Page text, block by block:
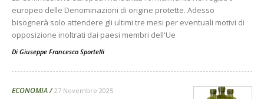
europeo delle Denominazioni di origine protette. Adesso
bisognerà solo attendere gli ultimi tre mesi per eventuali motivi di
opposizione inoltrati dai paesi membri dell'Ue
Di Giuseppe Francesco Sportelli
ECONOMIA 27 Novembre 2025